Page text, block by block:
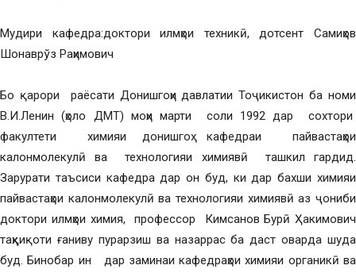
Мудири кафедра:доктори илмҳои техникӣ, дотсент Самиҳов
Шонаврўз Раҳимович
Бо қарори раёсати Донишгоҳи давлатии Тоҷикистон ба номи
В.И.Ленин (ҳоло ДМТ) моҳи марти соли 1992 дар сохтори
факултети химияи донишгоҳ кафедраи пайвастаҳои
калонмолекулӣ ва технологияи химиявӣ ташкил гардид.
Зарурати таъсиси кафедра дар он буд, ки дар бахши химияи
пайвастаҳои калонмолекулӣ ва технологияи химиявӣ аз ҷониби
доктори илмҳои химия, профессор Кимсанов Бурӣ Ҳакимович
таҳқиқоти ғаниву пурарзиш ва назаррас ба даст оварда шуда
буд. Бинобар ин дар заминаи кафедраҳои химияи органикӣ ва